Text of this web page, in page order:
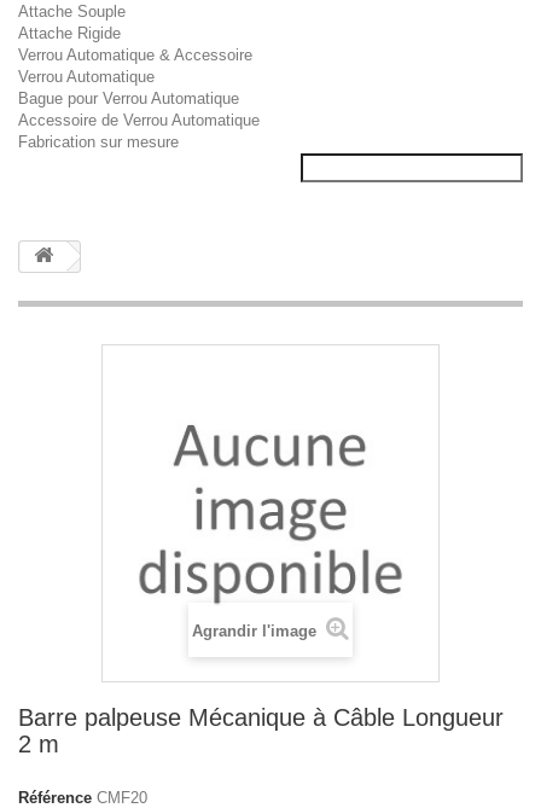
Attache Souple
Attache Rigide
Verrou Automatique & Accessoire
Verrou Automatique
Bague pour Verrou Automatique
Accessoire de Verrou Automatique
Fabrication sur mesure
Agrandir l'image
Barre palpeuse Mécanique à Câble Longueur
2 m
Référence CMF20